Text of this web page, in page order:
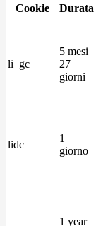
Cookie Durata
li_gc
5 mesi
27
giorni
lidc
1
giorno
1 year